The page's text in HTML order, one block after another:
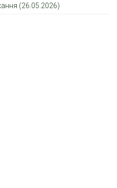
(26.05.2026)